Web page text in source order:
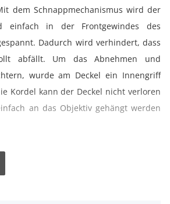
dem Schnappmechanismus wird der
einfach in der Frontgewindes des
Dadurch wird verhindert, dass
abfällt. Um das Abnehmen und
wurde am Deckel ein Innengriff
Kordel kann der Deckel nicht verloren
an das Objektiv gehängt werden